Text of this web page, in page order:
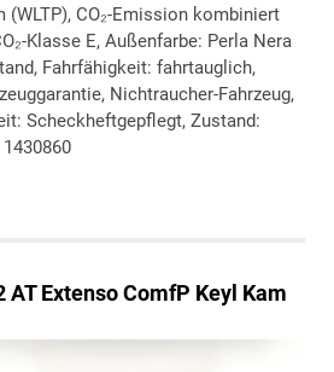
(WLTP), CO₂-Emission kombiniert
Klasse E, Außenfarbe: Perla Nera
Fahrfähigkeit: fahrtauglich,
Nichtraucher-Fahrzeug,
Scheckheftgepflegt, Zustand:
drucken
AT Extenso ComfP Keyl Kam